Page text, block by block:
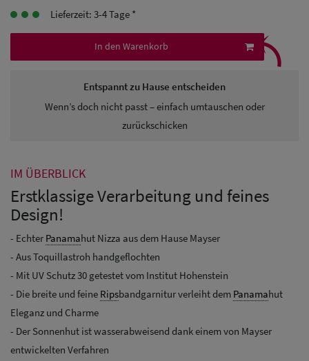
Herren UV-
Schutz Caps
Herren
Sonnenschilder
& Visoren
Lieferzeit: 3-4 Tage *
In den Warenkorb
Entspannt zu Hause entscheiden
Wenn’s doch nicht passt – einfach umtauschen oder
zurückschicken
⤹
IM ÜBERBLICK
Erstklassige Verarbeitung und feines
Design!
- Echter Panamahut Nizza aus dem Hause Mayser
- Aus Toquillastroh handgeflochten
- Mit UV Schutz 30 getestet vom Institut Hohenstein
- Die breite und feine Ripsbandgarnitur verleiht dem Panamahut
Eleganz und Charme
- Der Sonnenhut ist wasserabweisend dank einem von Mayser
entwickelten Verfahren